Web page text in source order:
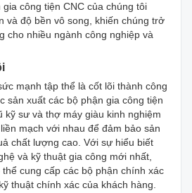
công tiện CNC của chúng tôi
và độ bền vô song, khiến chúng trở
cho nhiều ngành công nghiệp và
mạnh tập thể là cốt lõi thành công
sản xuất các bộ phận gia công tiện
kỹ sư và thợ máy giàu kinh nghiệm
mạch với nhau để đảm bảo sản
chất lượng cao. Với sự hiểu biết
và kỹ thuật gia công mới nhất,
cung cấp các bộ phận chính xác
thuật chính xác của khách hàng.